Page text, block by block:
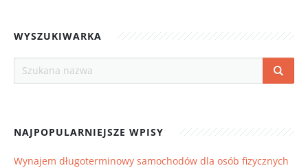
WYSZUKIWARKA
NAJPOPULARNIEJSZE WPISY
Wynajem długoterminowy samochodów dla osób fizycznych